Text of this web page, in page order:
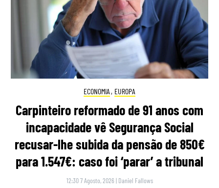
ECONOMIA , EUROPA
Carpinteiro reformado de 91 anos com
incapacidade vê Segurança Social
recusar-lhe subida da pensão de 850€
para 1.547€: caso foi ‘parar’ a tribunal
12:30 7 Agosto, 2026 | Daniel Fallows